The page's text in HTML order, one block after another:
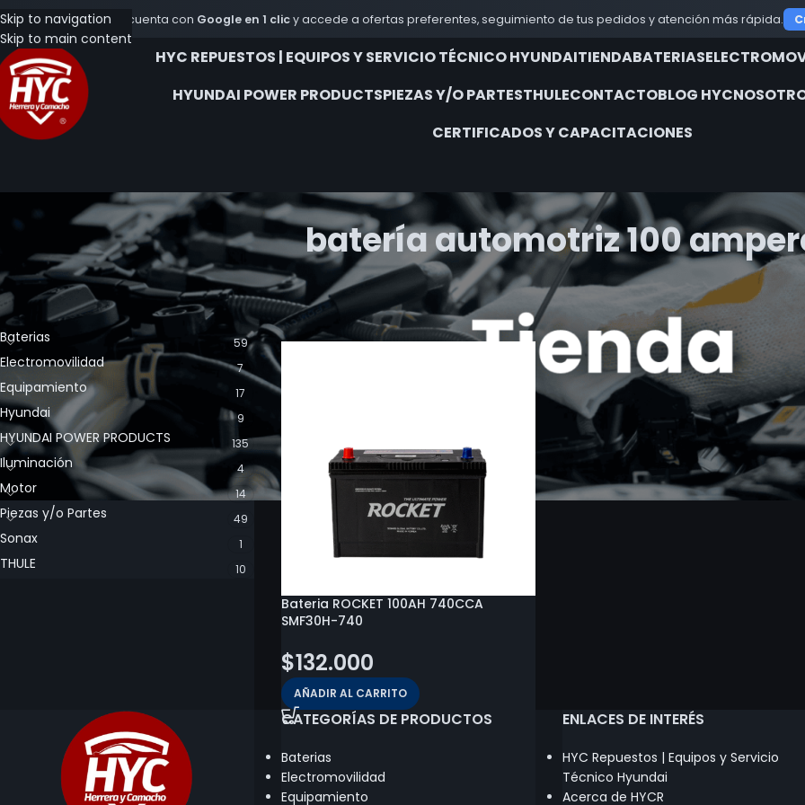
Crea tu cuenta con Google en 1 clicy accede a ofertas preferentes, seguimiento de tus pedidos y atención más rápida.
Skip to navigation
Skip to main content
HYC REPUESTOS | EQUIPOS Y SERVICIO TÉCNICO HYUNDAITIENDABATERIAS
HYUNDAI POWER PRODUCTSPIEZAS Y/O PARTESTHULECONTACTOBLOG HYC
CERTIFICADOS Y CAPACITACIONES
batería automotriz 100
CATEGORÍA DE LOS PRODUCTOS
Baterias 59
Electromovilidad 7
Equipamiento 17
Hyundai 9
HYUNDAI POWER PRODUCTS 135
Iluminación 4
Motor 14
Piezas y/o Partes 49
Sonax 1
THULE 10
Inicio Productos etiquetados “batería automotriz 100 amperes” Show 9
Bateria ROCKET 100AH 740CCA
SMF30H-740
$132.000
AÑADIR AL CARRITO
CATEGORÍAS DE PRODUCTOS
Baterias
Electromovilidad
Equipamiento
ENLACES DE INTERÉS
HYC Repuestos | Equipos y Servicio
Técnico Hyundai
Acerca de HYCR